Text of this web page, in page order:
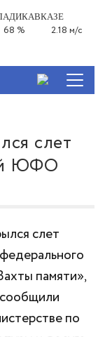
68 % 2.18 м/с
слет
ЮФО
слет
памяти»,
по